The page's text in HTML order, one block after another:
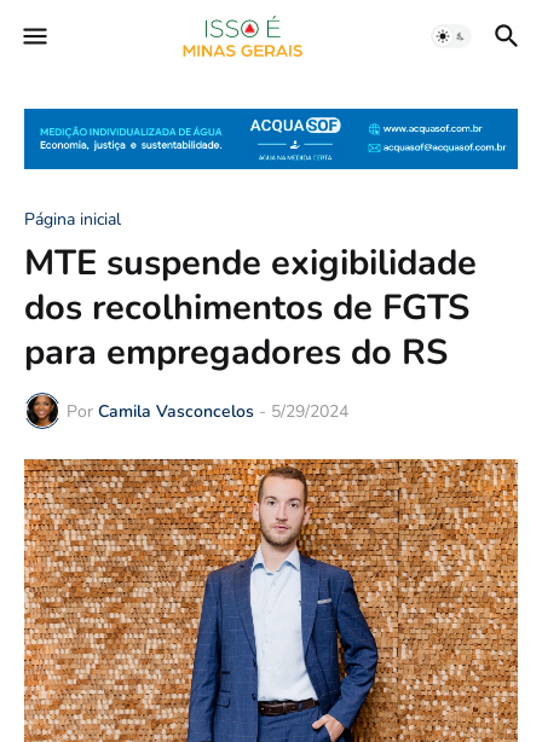
Página inicial
MTE suspende exigibilidade
dos recolhimentos de FGTS
para empregadores do RS
Por Camila Vasconcelos - 5/29/2024